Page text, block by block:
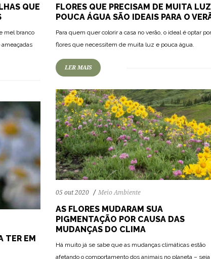
QUE
mel branco
FLORES QUE PRECISAM DE MUITA
POUCA ÁGUA SÃO IDEAIS PARA O
Para quem quer colorir a casa no verão, o ideal é optar por
flores que necessitem de muita luz e pouca água.
LER MAIS
05 out 2020 Meio Ambiente
AS FLORES MUDARAM SUA
PIGMENTAÇÃO POR CAUSA DAS
MUDANÇAS DO CLIMA
Há muito já se sabe que as mudanças climáticas estão
afetando o comportamento dos animais no planeta – seja
TER EM